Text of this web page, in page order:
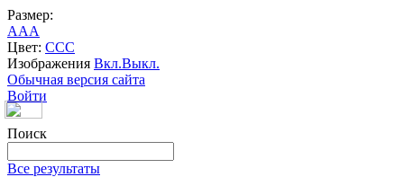
Размер:
AAA
Цвет: CCC
Изображения Вкл.Выкл.
Обычная версия сайта
Войти
Поиск
Все результаты